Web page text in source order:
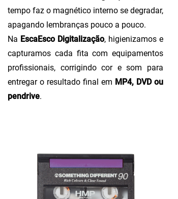
tempo faz o magnético interno se degradar,
apagando lembranças pouco a pouco.
Na EscaEsco Digitalização, higienizamos e
capturamos cada fita com equipamentos
profissionais, corrigindo cor e som para
entregar o resultado final em MP4, DVD ou
pendrive.